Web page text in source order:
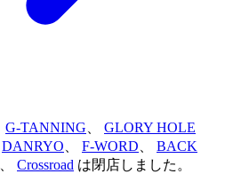
G-TANNING、 GLORY HOLE
DANRYO、 F-WORD、 BACK
、 Crossroad は閉店しました。